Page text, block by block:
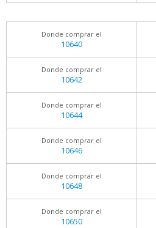
Donde comprar el
10640
Donde comprar el
10642
Donde comprar el
10644
Donde comprar el
10646
Donde comprar el
10648
Donde comprar el
10650